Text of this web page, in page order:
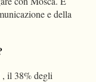
e della
, il 38% degli